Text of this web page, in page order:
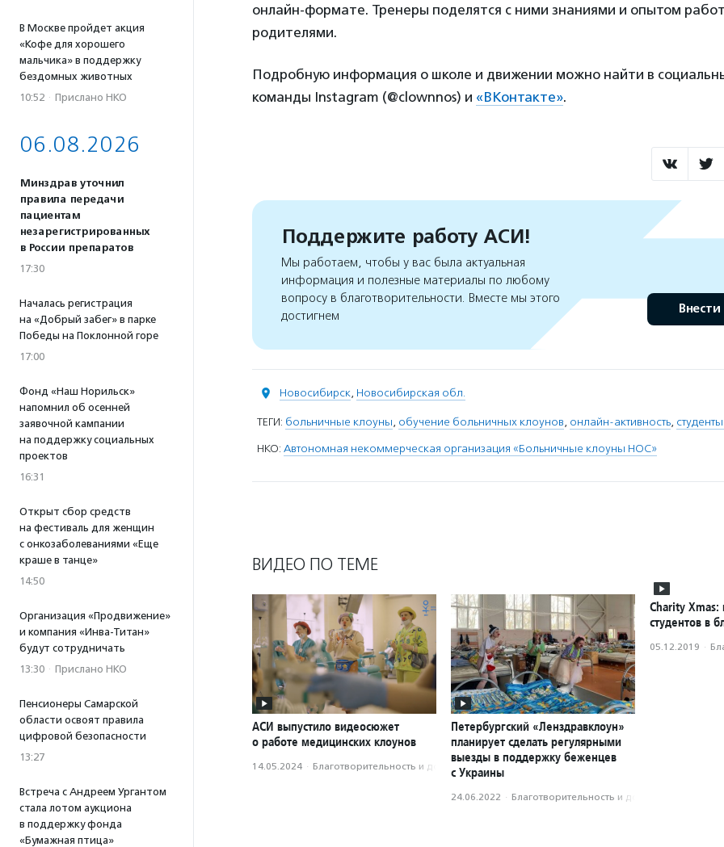
В Москве пройдет акция
«Кофе для хорошего
мальчика» в поддержку
бездомных животных
10:52 · Прислано НКО
06.08.2026
Минздрав уточнил
правила передачи
пациентам
незарегистрированных
в России препаратов
17:30
Началась регистрация
на «Добрый забег» в парке
Победы на Поклонной горе
17:00
Фонд «Наш Норильск»
напомнил об осенней
заявочной кампании
на поддержку социальных
проектов
16:31
Открыт сбор средств
на фестиваль для женщин
с онкозаболеваниями «Еще
краше в танце»
14:50
Организация «Продвижение»
и компания «Инва-Титан»
будут сотрудничать
13:30 · Прислано НКО
Пенсионеры Самарской
области освоят правила
цифровой безопасности
13:27
Встреча с Андреем Ургантом
стала лотом аукциона
в поддержку фонда
«Бумажная птица»
онлайн-формате. Тренеры поделятся с ними знаниями и опытом
родителями.
Подробную информация о школе и движении можно найти в
команды Instagram (@clownnos) и «ВКонтакте».
Поддержите работу АСИ!
Мы работаем, чтобы у вас была актуальная
информация и полезные материалы по любому
вопросу в благотворительности. Вместе мы этого
достигнем
Внести
Новосибирск, Новосибирская обл.
ТЕГИ: больничные клоуны, обучение больничных клоунов, онлайн-активность,
НКО: Автономная некоммерческая организация «Больничные клоуны НОС»
ВИДЕО ПО ТЕМЕ
АСИ выпустило видеосюжет
о работе медицинских клоунов
14.05.2024 · Благотвори­тель­ность и доброволь­чест­во
Петербургский «Ленздравклоун»
планирует сделать регулярными
выезды в поддержку беженцев
с Украины
24.06.2022 · Благотвори­тель­ность и доброволь­чест­во
Charity Xmas:
студентов в
05.12.2019 ·